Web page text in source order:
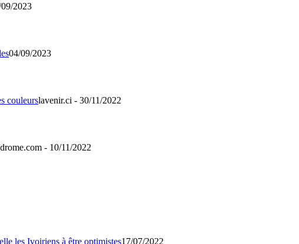
2023
04/09/2023
lavenir.ci - 30/11/2022
- 10/11/2022
17/07/2022